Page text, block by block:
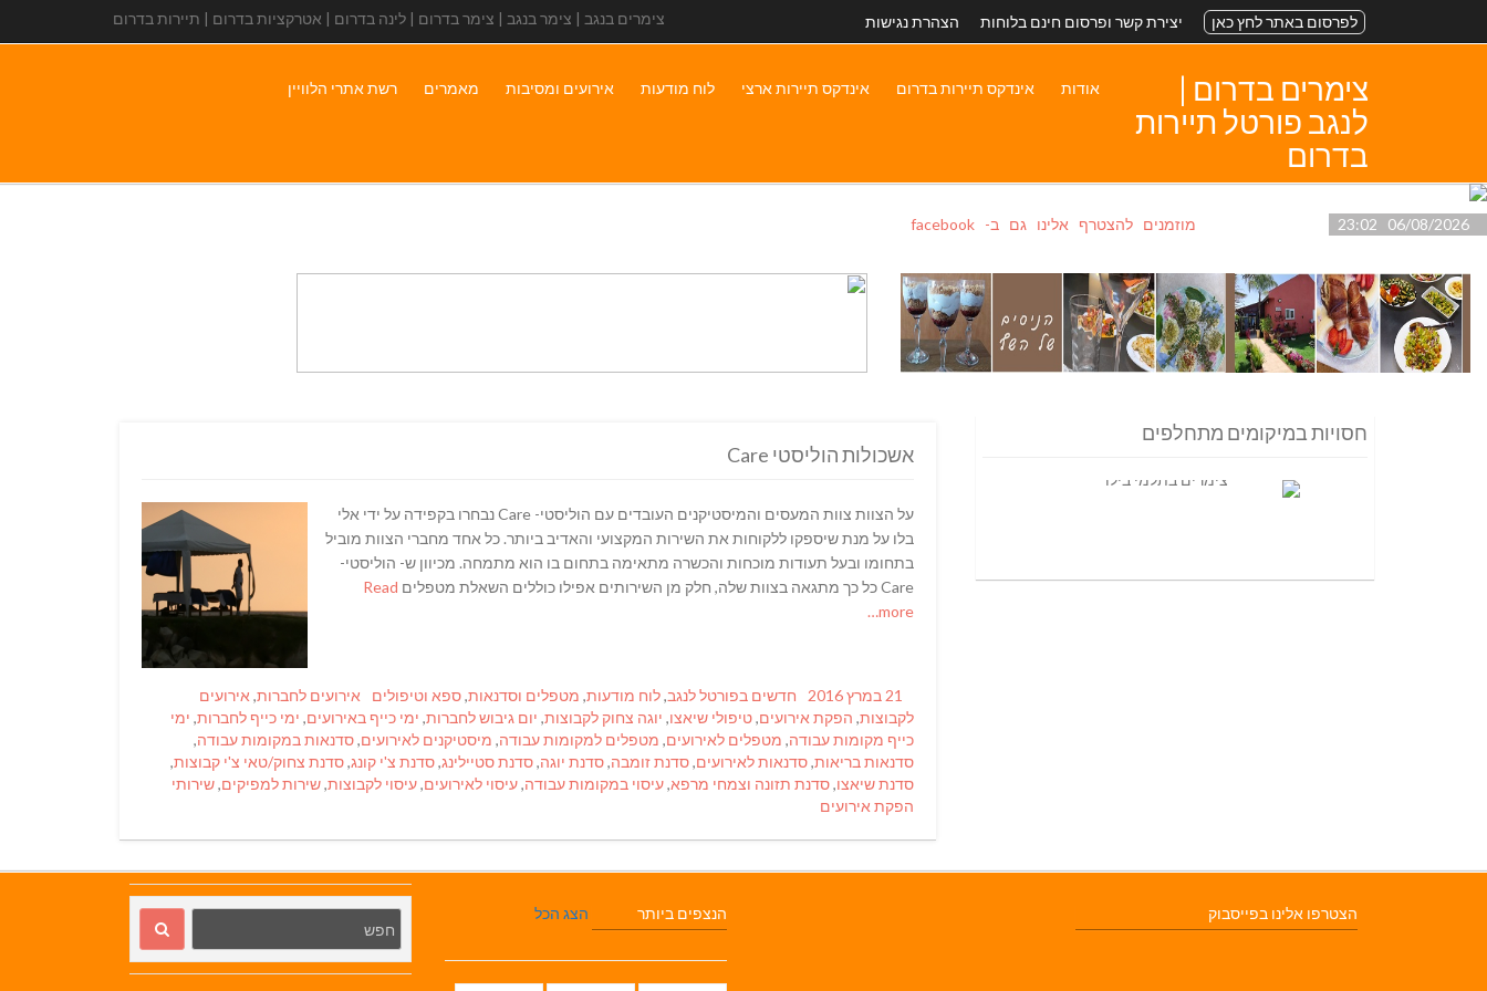
צימרים בנגב | צימר בנגב | צימר בדרום | לינה בדרום | אטרקציות בדרום | תיירות בדרום לפרסום באתר לחץ כאן יצירת קשר ופרסום חינם בלוחות הצהרת נגישות
צימרים בדרום |
לנגב פורטל תיירות
בדרום
אודות אינדקס תיירות בדרום אינדקס תיירות ארצי לוח מודעות אירועים ומסיבות מאמרים רשת אתרי הלוויין
06/08/2026 23:02 מוזמנים להצטרף אלינו גם ב- facebook
אשכולות הוליסטי Care
על הצוות צוות המעסים והמיסטיקנים העובדים עם הוליסטי- Care נבחרו בקפידה על ידי אלי
בלו על מנת שיספקו ללקוחות את השירות המקצועי והאדיב ביותר. כל אחד מחברי הצוות מוביל
בתחומו ובעל תעודות מוכחות והכשרה מתאימה בתחום בו הוא מתמחה. מכיוון ש- הוליסטי-
Care כל כך מתגאה בצוות שלה, חלק מן השירותים אפילו כוללים השאלת מטפלים
Read
more…
Posted
on
21 במרץ 2016 Categories
חדשים בפורטל לנגב,לוח מודעות, מטפלים וסדנאות,ספא וטיפולים Tags
אירועים לחברות, אירועים
לקבוצות, הפקת אירועים,טיפולי שיאצו, יוגה צחוק לקבוצות, יום גיבוש לחברות, ימי כייף באירועים, ימי כייף לחברות, ימי
כייף מקומות עבודה, מטפלים לאירועים, מטפלים למקומות עבודה, מיסטיקנים לאירועים,סדנאות במקומות עבודה,
סדנאות בריאות,סדנאות לאירועים,סדנת זומבה,סדנת יוגה,סדנת סטיילינג,סדנת צ'י קונג,סדנת צחוק/טאי צ'י קבוצות,
סדנת שיאצו,סדנת תזונה וצמחי מרפא,עיסוי במקומות עבודה,עיסוי לאירועים,עיסוי לקבוצות,שירות למפיקים,שירותי
הפקת אירועים
חסויות במיקומים מתחלפים
הנצפים ביותר הצג הכל הצטרפו אלינו בפייסבוק